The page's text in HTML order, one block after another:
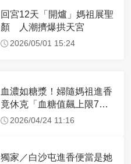
回宮12天「開爐」媽祖展聖
顏 人潮擠爆拱天宮
2026/05/01 15:24
血濃如糖漿！婦隨媽祖進香
竟休克「血糖值飆上限7
倍」 醫曝原因
2026/04/24 11:16
獨家／白沙屯進香便當是她